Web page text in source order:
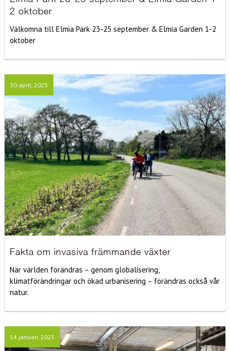
2 oktober
Välkomna till Elmia Park 23-25 september & Elmia Garden 1-2
oktober
30 april, 2025
Fakta om invasiva främmande växter
När världen förändras – genom globalisering,
klimatförändringar och ökad urbanisering – förändras också vår
natur.
14 januari, 2025